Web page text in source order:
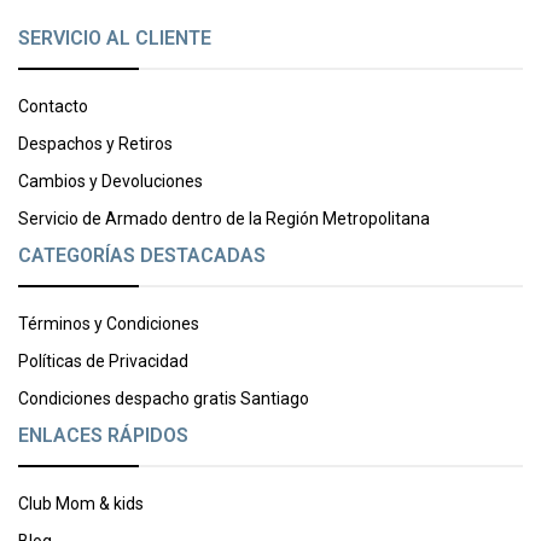
SERVICIO AL CLIENTE
Contacto
Despachos y Retiros
Cambios y Devoluciones
Servicio de Armado dentro de la Región Metropolitana
CATEGORÍAS DESTACADAS
Términos y Condiciones
Políticas de Privacidad
Condiciones despacho gratis Santiago
ENLACES RÁPIDOS
Club Mom & kids